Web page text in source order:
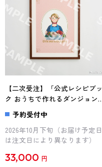
【二次受注】「公式レシピブッ
ク おうちで作れるダンジョン
飯」額縁付きイラスト（マルシ
ル）
予約受付中
2026年10月下旬（お届け予定日
は注文日により異なります）
33,000 円